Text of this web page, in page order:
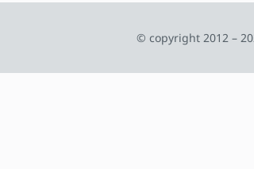
© copyright 2012 –